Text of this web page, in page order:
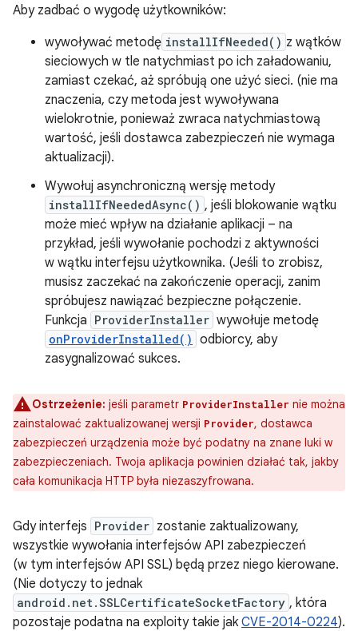
Aby zadbać o wygodę użytkowników:
wywoływać metodę installIfNeeded() z wątków
sieciowych w tle natychmiast po ich załadowaniu,
zamiast czekać, aż spróbują one użyć sieci. (nie ma
znaczenia, czy metoda jest wywoływana
wielokrotnie, ponieważ zwraca natychmiastową
wartość, jeśli dostawca zabezpieczeń nie wymaga
aktualizacji).
Wywołuj asynchroniczną wersję metody
installIfNeededAsync() , jeśli blokowanie wątku
może mieć wpływ na działanie aplikacji – na
przykład, jeśli wywołanie pochodzi z aktywności
w wątku interfejsu użytkownika. (Jeśli to zrobisz,
musisz zaczekać na zakończenie operacji, zanim
spróbujesz nawiązać bezpieczne połączenie.
Funkcja ProviderInstaller wywołuje metodę
onProviderInstalled() odbiorcy, aby
zasygnalizować sukces.
Ostrzeżenie: jeśli parametr ProviderInstaller nie można
zainstalować zaktualizowanej wersji Provider, dostawca
zabezpieczeń urządzenia może być podatny na znane luki w
zabezpieczeniach. Twoja aplikacja powinien działać tak, jakby
cała komunikacja HTTP była niezaszyfrowana.
Gdy interfejs Provider zostanie zaktualizowany,
wszystkie wywołania interfejsów API zabezpieczeń
(w tym interfejsów API SSL) będą przez niego kierowane.
(Nie dotyczy to jednak
android.net.SSLCertificateSocketFactory , która
pozostaje podatna na exploity takie jak CVE-2014-0224).